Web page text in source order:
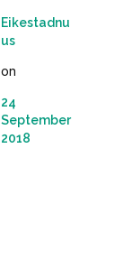
Eikestadnu
us
on
24
September
2018